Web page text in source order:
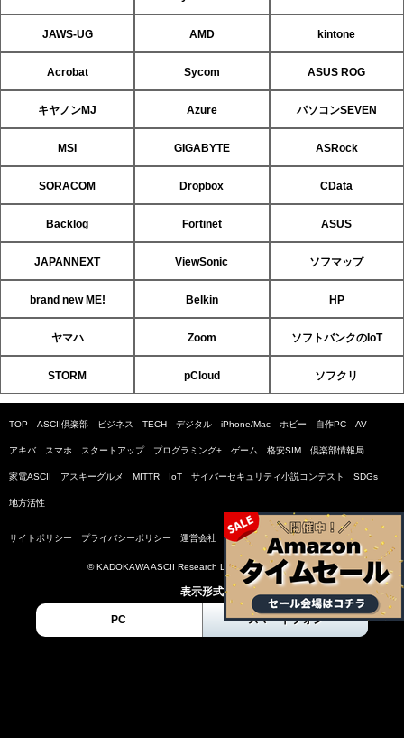
JAWS-UG AMD kintone
Acrobat Sycom ASUS ROG
キヤノンMJ Azure パソコンSEVEN
MSI GIGABYTE ASRock
SORACOM Dropbox CData
Backlog Fortinet ASUS
JAPANNEXT ViewSonic ソフマップ
brand new ME! Belkin HP
ヤマハ Zoom ソフトバンクのIoT
STORM pCloud ソフクリ
TOP ASCII倶楽部 ビジネス TECH デジタル iPhone/Mac ホビー 自作PC AV
アキバ スマホ スタートアップ プログラミング+ ゲーム 格安SIM 倶楽部情報局
家電ASCII アスキーグルメ MITTR IoT サイバーセキュリティ小説コンテスト SDGs
地方活性
サイトポリシー プライバシーポリシー 運営会社 お問い合わせ 広告掲載
© KADOKAWA ASCII Research Laboratories, Inc. 2026
表示形式
PC スマートフォン